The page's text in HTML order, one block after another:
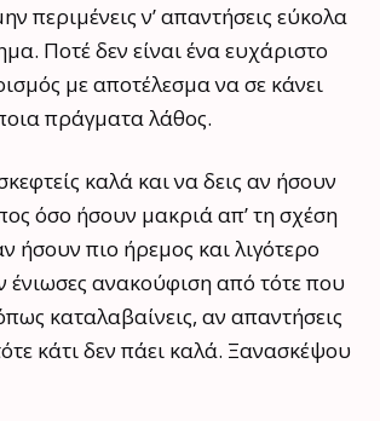
περιμένεις ν’ απαντήσεις εύκολα
Ποτέ δεν είναι ένα ευχάριστο
με αποτέλεσμα να σε κάνει
πράγματα λάθος.
καλά και να δεις αν ήσουν
όσο ήσουν μακριά απ’ τη σχέση
ήσουν πιο ήρεμος και λιγότερο
ένιωσες ανακούφιση από τότε που
καταλαβαίνεις, αν απαντήσεις
κάτι δεν πάει καλά. Ξανασκέψου